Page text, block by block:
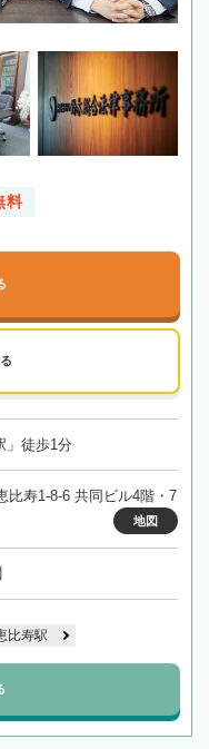
料
」徒歩1分
比寿1-8-6 共同ビル4階・7
地図
比寿駅